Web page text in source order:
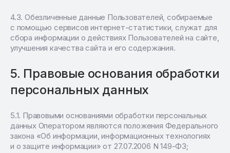
Обезличенные данные Пользователей, собираемые
с помощью сервисов интернет-статистики, служат для
сбора информации о действиях Пользователей на сайте,
улучшения качества сайта и его содержания.
Правовые основания обработки
персональных данных
Правовыми основаниями обработки персональных
данных Оператором являются положения Федерального
закона «Об информации, информационных технологиях
и о защите информации» от 27.07.2006 N 149-ФЗ;